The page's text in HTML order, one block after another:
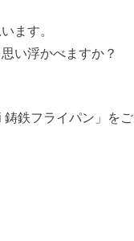
ます。
い浮かべますか？
鋳鉄フライパン」をご